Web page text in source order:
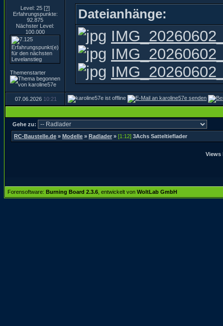
Level: 25 [?]
Erfahrungspunkte:
92.875
Nächster Level:
100.000
Themenstarter
Dateianhänge:
07.06.2026 10:21
Gehe zu:
RC-Baustelle.de » Modelle » Radlader » [1:12] 3Achs Satteltieflader
Views
Forensoftware: Burning Board 2.3.6 , entwickelt von WoltLab GmbH